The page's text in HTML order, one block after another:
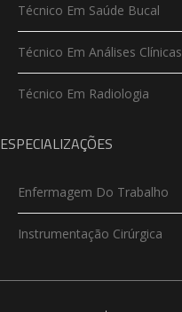
Técnico Em Saúde Bucal
Técnico Em Análises Clínicas
Técnico Em Radiologia
ESPECIALIZAÇÕES
Enfermagem Do Trabalho
Instrumentação Cirúrgica